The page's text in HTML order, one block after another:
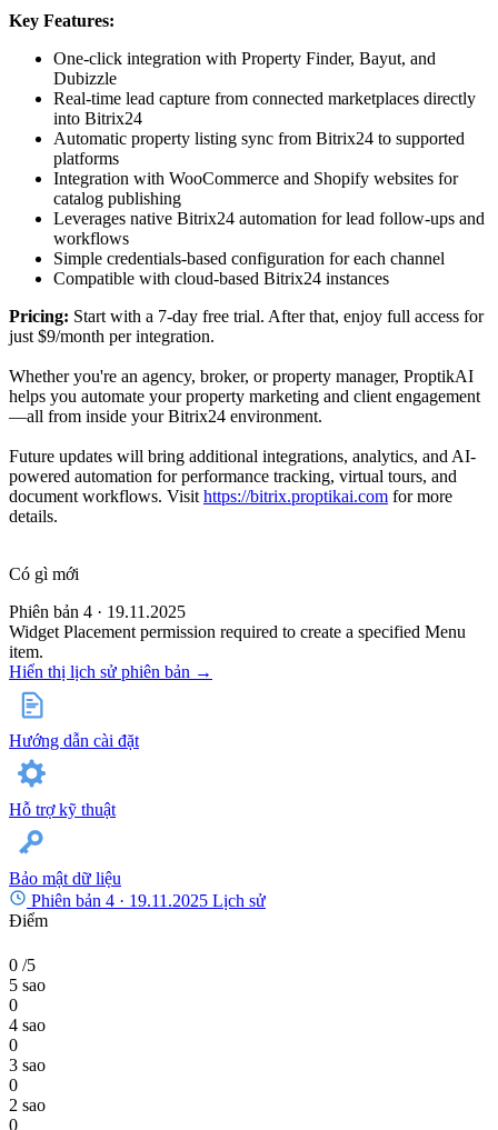
Key Features:
One-click integration with Property Finder, Bayut, and
Dubizzle
Real-time lead capture from connected marketplaces directly
into Bitrix24
Automatic property listing sync from Bitrix24 to supported
platforms
Integration with WooCommerce and Shopify websites for
catalog publishing
Leverages native Bitrix24 automation for lead follow-ups and
workflows
Simple credentials-based configuration for each channel
Compatible with cloud-based Bitrix24 instances
Pricing: Start with a 7-day free trial. After that, enjoy full access for
just $9/month per integration.
Whether you're an agency, broker, or property manager, ProptikAI
helps you automate your property marketing and client engagement
—all from inside your Bitrix24 environment.
Future updates will bring additional integrations, analytics, and AI-
powered automation for performance tracking, virtual tours, and
document workflows. Visithttps://bitrix.proptikai.com for more
details.
Có gì mới
Phiên bản 4 · 19.11.2025
Widget Placement permission required to create a specified Menu
item.
Hiển thị lịch sử phiên bản →
Hướng dẫn cài đặt
Hỗ trợ kỹ thuật
Bảo mật dữ liệu
Phiên bản 4 · 19.11.2025 Lịch sử
Điểm
0 /5
5 sao
0
4 sao
0
3 sao
0
2 sao
0